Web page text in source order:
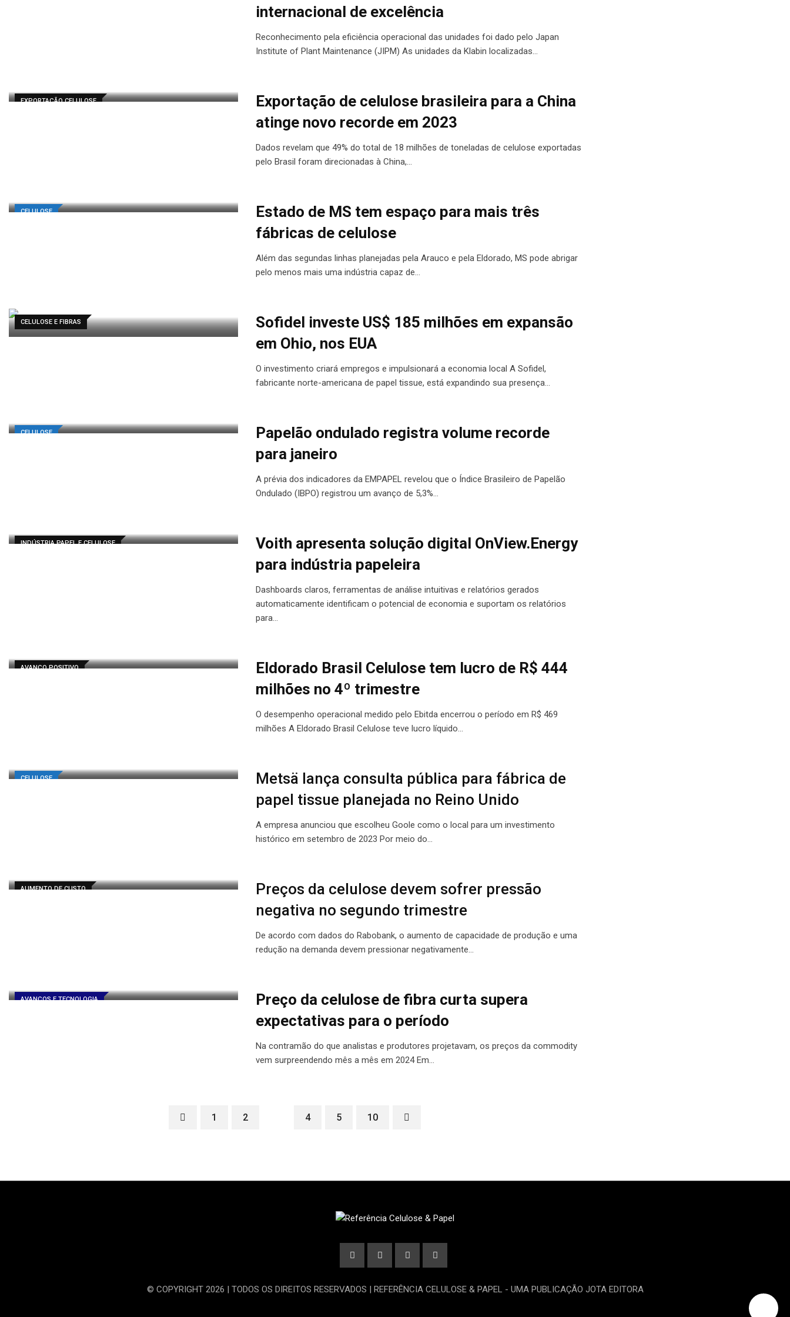
internacional de excelência
Reconhecimento pela eficiência operacional das unidades foi dado pelo Japan
Institute of Plant Maintenance (JIPM) As unidades da Klabin localizadas…
EXPORTAÇÃO CELULOSE
Exportação de celulose brasileira para a China
atinge novo recorde em 2023
Dados revelam que 49% do total de 18 milhões de toneladas de celulose exportadas
pelo Brasil foram direcionadas à China,…
CELULOSE
Estado de MS tem espaço para mais três
fábricas de celulose
Além das segundas linhas planejadas pela Arauco e pela Eldorado, MS pode abrigar
pelo menos mais uma indústria capaz de…
CELULOSE E FIBRAS
Sofidel investe US$ 185 milhões em expansão
em Ohio, nos EUA
O investimento criará empregos e impulsionará a economia local A Sofidel,
fabricante norte-americana de papel tissue, está expandindo sua presença…
CELULOSE
Papelão ondulado registra volume recorde
para janeiro
A prévia dos indicadores da EMPAPEL revelou que o Índice Brasileiro de Papelão
Ondulado (IBPO) registrou um avanço de 5,3%…
INDÚSTRIA PAPEL E CELULOSE
Voith apresenta solução digital OnView.Energy
para indústria papeleira
Dashboards claros, ferramentas de análise intuitivas e relatórios gerados
automaticamente identificam o potencial de economia e suportam os relatórios
para…
AVANÇO POSITIVO
Eldorado Brasil Celulose tem lucro de R$ 444
milhões no 4º trimestre
O desempenho operacional medido pelo Ebitda encerrou o período em R$ 469
milhões A Eldorado Brasil Celulose teve lucro líquido…
CELULOSE
Metsä lança consulta pública para fábrica de
papel tissue planejada no Reino Unido
A empresa anunciou que escolheu Goole como o local para um investimento
histórico em setembro de 2023 Por meio do…
AUMENTO DE CUSTO
Preços da celulose devem sofrer pressão
negativa no segundo trimestre
De acordo com dados do Rabobank, o aumento de capacidade de produção e uma
redução na demanda devem pressionar negativamente…
AVANÇOS E TECNOLOGIA
Preço da celulose de fibra curta supera
expectativas para o período
Na contramão do que analistas e produtores projetavam, os preços da commodity
vem surpreendendo mês a mês em 2024 Em…
1 2 4 5 10
© COPYRIGHT 2026 | TODOS OS DIREITOS RESERVADOS | REFERÊNCIA CELULOSE & PAPEL - UMA PUBLICAÇÃO JOTA EDITORA